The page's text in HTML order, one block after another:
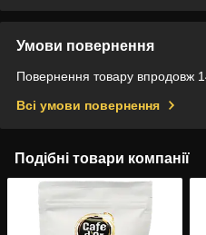
Умови повернення
Повернення товару впродовж
Всі умови повернення
Подібні товари компанії